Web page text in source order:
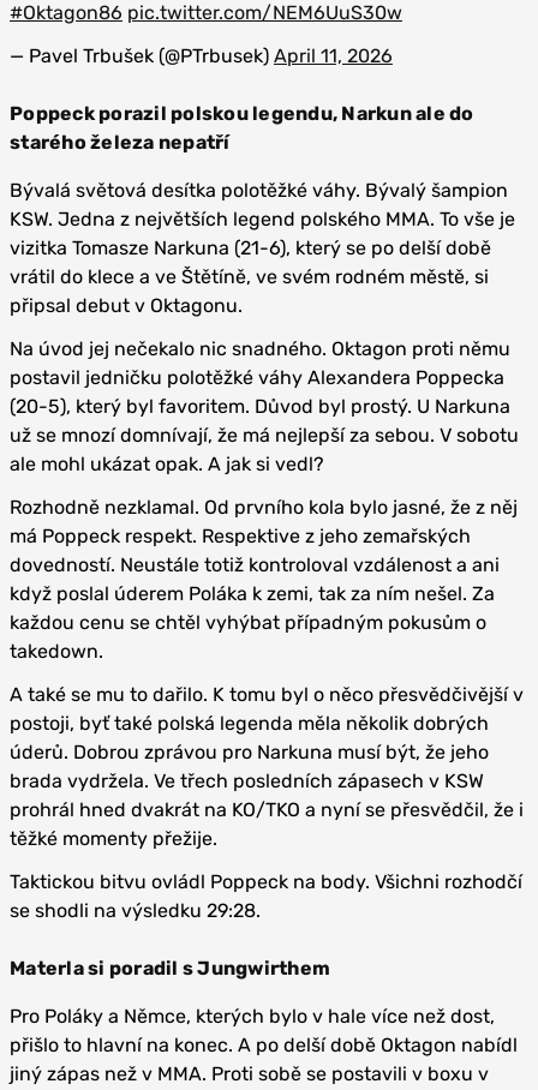
#Oktagon86 pic.twitter.com/NEM6UuS30w
— Pavel Trbušek (@PTrbusek) April 11, 2026
Poppeck porazil polskou legendu, Narkun ale do
starého železa nepatří
Bývalá světová desítka polotěžké váhy. Bývalý šampion
KSW. Jedna z největších legend polského MMA. To vše je
vizitka Tomasze Narkuna (21-6), který se po delší době
vrátil do klece a ve Štětíně, ve svém rodném městě, si
připsal debut v Oktagonu.
Na úvod jej nečekalo nic snadného. Oktagon proti němu
postavil jedničku polotěžké váhy Alexandera Poppecka
(20-5), který byl favoritem. Důvod byl prostý. U Narkuna
už se mnozí domnívají, že má nejlepší za sebou. V sobotu
ale mohl ukázat opak. A jak si vedl?
Rozhodně nezklamal. Od prvního kola bylo jasné, že z něj
má Poppeck respekt. Respektive z jeho zemařských
dovedností. Neustále totiž kontroloval vzdálenost a ani
když poslal úderem Poláka k zemi, tak za ním nešel. Za
každou cenu se chtěl vyhýbat případným pokusům o
takedown.
A také se mu to dařilo. K tomu byl o něco přesvědčivější v
postoji, byť také polská legenda měla několik dobrých
úderů. Dobrou zprávou pro Narkuna musí být, že jeho
brada vydržela. Ve třech posledních zápasech v KSW
prohrál hned dvakrát na KO/TKO a nyní se přesvědčil, že i
těžké momenty přežije.
Taktickou bitvu ovládl Poppeck na body. Všichni rozhodčí
se shodli na výsledku 29:28.
Materla si poradil s Jungwirthem
Pro Poláky a Němce, kterých bylo v hale více než dost,
přišlo to hlavní na konec. A po delší době Oktagon nabídl
jiný zápas než v MMA. Proti sobě se postavili v boxu v